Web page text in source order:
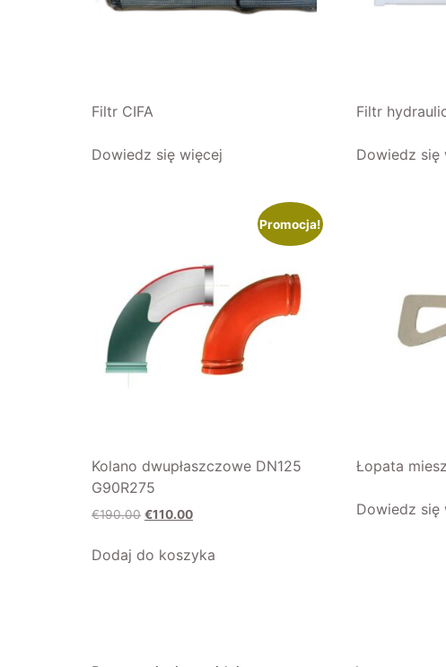
Filtr CIFA
Dowiedz się więcej
Filtr
Dowiedz się
Promocja!
Kolano dwupłaszczowe DN125
G90R275
€190.00 €110.00
Dodaj do koszyka
Łopata
Dowiedz się